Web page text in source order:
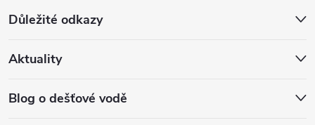
Důležité odkazy
Aktuality
Blog o dešťové vodě